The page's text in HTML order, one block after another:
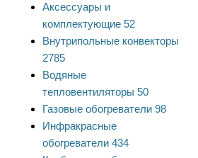
Аксессуары и
комплектующие 52
Внутрипольные конвекторы
2785
Водяные
тепловентиляторы 50
Газовые обогреватели 98
Инфракрасные
обогреватели 434